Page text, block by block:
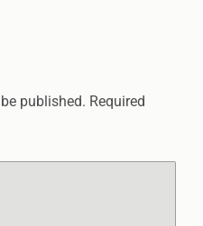
published. Required